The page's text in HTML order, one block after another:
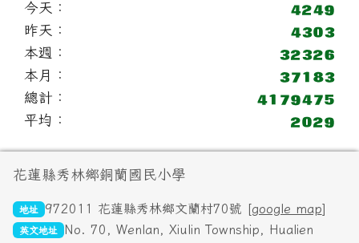
今天：
昨天：
本週：
本月：
總計：
平均：
頁尾區域內容
花蓮縣秀林鄉銅蘭國民小學
地址 972011 花蓮縣秀林鄉文蘭村70號 [google map]
英文地址
No. 70, Wenlan, Xiulin Township, Hualien